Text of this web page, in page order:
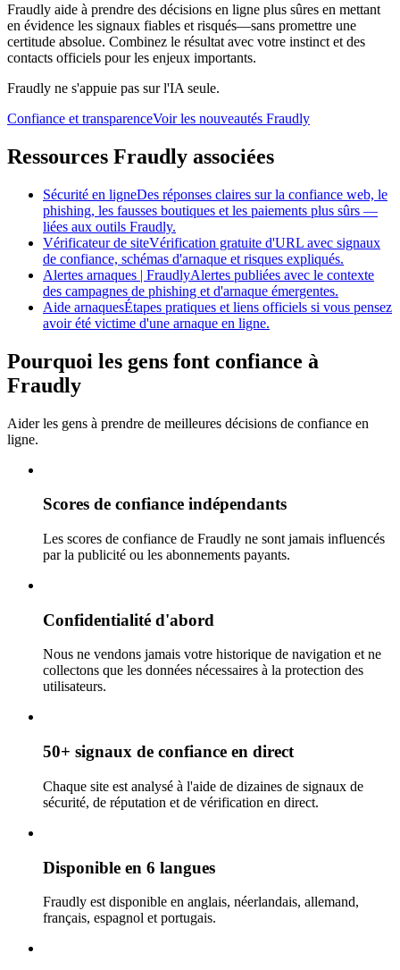
Fraudly aide à prendre des décisions en ligne plus sûres en mettant
en évidence les signaux fiables et risqués—sans promettre une
certitude absolue. Combinez le résultat avec votre instinct et des
contacts officiels pour les enjeux importants.
Fraudly ne s'appuie pas sur l'IA seule.
Confiance et transparenceVoir les nouveautés Fraudly
Ressources Fraudly associées
Sécurité en ligneDes réponses claires sur la confiance web, le
phishing, les fausses boutiques et les paiements plus sûrs —
liées aux outils Fraudly.
Vérificateur de siteVérification gratuite d'URL avec signaux
de confiance, schémas d'arnaque et risques expliqués.
Alertes arnaques | FraudlyAlertes publiées avec le contexte
des campagnes de phishing et d'arnaque émergentes.
Aide arnaquesÉtapes pratiques et liens officiels si vous pensez
avoir été victime d'une arnaque en ligne.
Pourquoi les gens font confiance à
Fraudly
Aider les gens à prendre de meilleures décisions de confiance en
ligne.
Scores de confiance indépendants
Les scores de confiance de Fraudly ne sont jamais influencés
par la publicité ou les abonnements payants.
Confidentialité d'abord
Nous ne vendons jamais votre historique de navigation et ne
collectons que les données nécessaires à la protection des
utilisateurs.
50+ signaux de confiance en direct
Chaque site est analysé à l'aide de dizaines de signaux de
sécurité, de réputation et de vérification en direct.
Disponible en 6 langues
Fraudly est disponible en anglais, néerlandais, allemand,
français, espagnol et portugais.